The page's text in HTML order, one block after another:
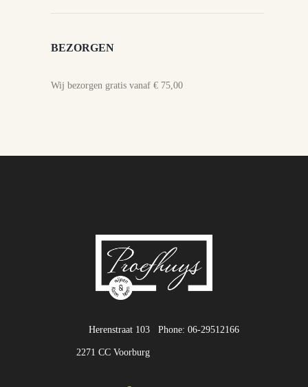
BEZORGEN
Wij bezorgen gratis vanaf € 75,00
Phone: 06-29512166
Herenstraat 103
2271 CC Voorburg